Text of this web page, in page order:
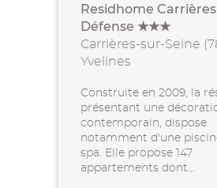
Residhome
Défense ★★★
Carrières-sur-Seine
Yvelines
Construite en 2009, la
présentant une
contemporain, dispose
notamment d'une
spa. Elle propose 147
appartements dont...